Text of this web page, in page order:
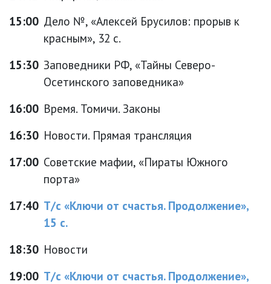
15:00 Дело №, «Алексей Брусилов: прорыв к
красным», 32 с.
15:30 Заповедники РФ, «Тайны Северо-
Осетинского заповедника»
16:00 Время. Томичи. Законы
16:30 Новости. Прямая трансляция
17:00 Советские мафии, «Пираты Южного
порта»
17:40 Т/с «Ключи от счастья. Продолжение»,
15 с.
18:30 Новости
19:00 Т/с «Ключи от счастья. Продолжение»,